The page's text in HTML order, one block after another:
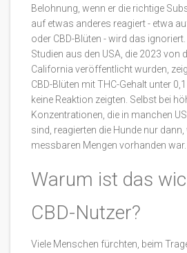
Belohnung, wenn er die richtige
auf etwas anderes reagiert - etwa
oder CBD-Blüten - wird das ignoriert.
Studien aus den USA, die 2023 von
California veröffentlicht wurden,
CBD-Blüten mit THC-Gehalt unter
keine Reaktion zeigten. Selbst bei
Konzentrationen, die in manchen
sind, reagierten die Hunde nur dann,
messbaren Mengen vorhanden war.
Warum ist das
CBD-Nutzer?
Viele Menschen fürchten, beim